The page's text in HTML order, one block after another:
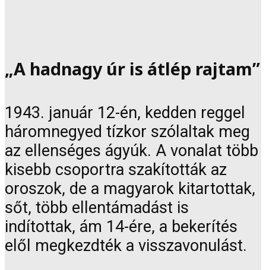
„A hadnagy úr is átlép rajtam”
1943. január 12-én, kedden reggel
háromnegyed tízkor szólaltak meg
az ellenséges ágyúk. A vonalat több
kisebb csoportra szakították az
oroszok, de a magyarok kitartottak,
sőt, több ellentámadást is
indítottak, ám 14-ére, a bekerítés
elől megkezdték a visszavonulást.